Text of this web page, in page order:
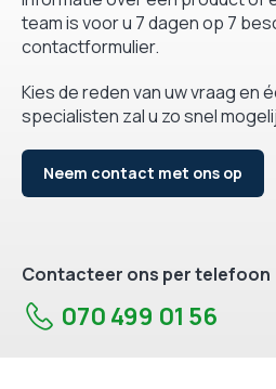
team is voor u 7 dagen op 7
contactformulier.
Kies de reden van uw vraag en
specialisten zal u zo snel
Neem contact met ons op
Contacteer ons per telefoon
070 499 01 56